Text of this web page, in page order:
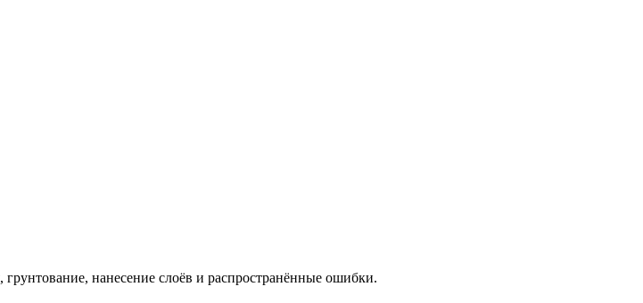
нанесение слоёв и распространённые ошибки.